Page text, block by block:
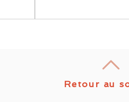
Retour au